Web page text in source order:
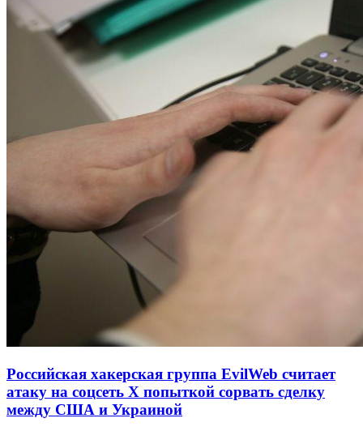
Российская хакерская группа EvilWeb считает
атаку на соцсеть Х попыткой сорвать сделку
между США и Украиной